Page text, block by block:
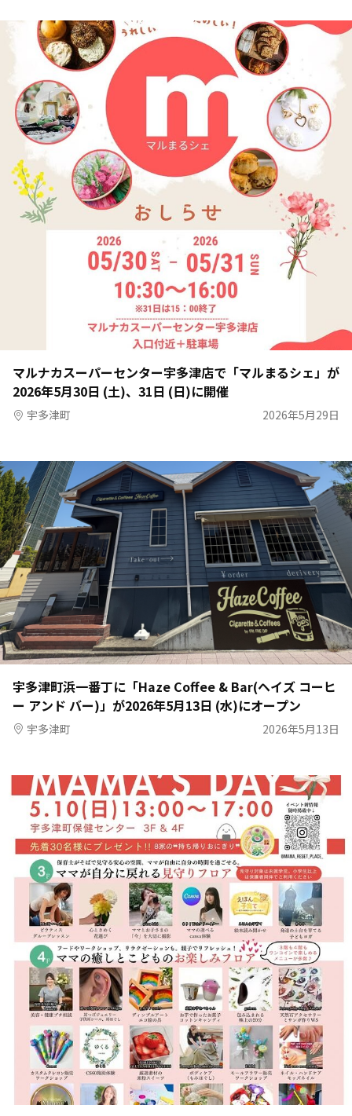
マルナカスーパーセンター宇多津店で「マルまるシェ」が
2026年5月30日 (土)、31日 (日)に開催
宇多津町 2026年5月29日
宇多津町浜一番丁に「Haze Coffee & Bar(ヘイズ コーヒ
ー アンド バー)」が2026年5月13日 (水)にオープン
宇多津町 2026年5月13日